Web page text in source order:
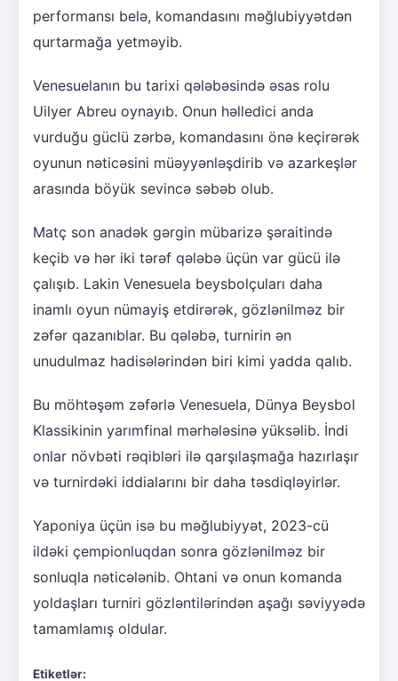
performansı belə, komandasını məğlubiyyətdən
qurtarmağa yetməyib.
Venesuelanın bu tarixi qələbəsində əsas rolu
Uilyer Abreu oynayıb. Onun həlledici anda
vurduğu güclü zərbə, komandasını önə keçirərək
oyunun nəticəsini müəyyənləşdirib və azarkeşlər
arasında böyük sevincə səbəb olub.
Matç son anadək gərgin mübarizə şəraitində
keçib və hər iki tərəf qələbə üçün var gücü ilə
çalışıb. Lakin Venesuela beysbolçuları daha
inamlı oyun nümayiş etdirərək, gözlənilməz bir
zəfər qazanıblar. Bu qələbə, turnirin ən
unudulmaz hadisələrindən biri kimi yadda qalıb.
Bu möhtəşəm zəfərlə Venesuela, Dünya Beysbol
Klassikinin yarımfinal mərhələsinə yüksəlib. İndi
onlar növbəti rəqibləri ilə qarşılaşmağa hazırlaşır
və turnirdəki iddialarını bir daha təsdiqləyirlər.
Yaponiya üçün isə bu məğlubiyyət, 2023-cü
ildəki çempionluqdan sonra gözlənilməz bir
sonluqla nəticələnib. Ohtani və onun komanda
yoldaşları turniri gözləntilərindən aşağı səviyyədə
tamamlamış oldular.
Etiketlər: